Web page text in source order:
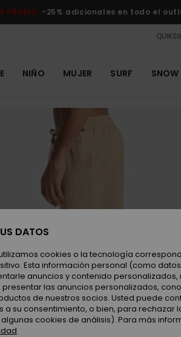
PROMO -25% adicionales en todo el
NIÑO MUJER SURF SNOW
DATOS
cookies o la tecnología
Esta información personal (como
anuncios y contenido
las anuncios personalizados,
de nuestros socios. Usted puede
a su consentimiento, o bien, para rechazar
cookies de análisis). Para más